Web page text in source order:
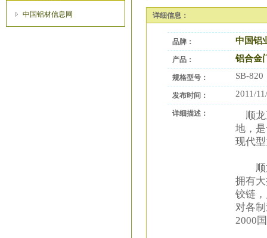
中国铝材信息网 详细信息：
品牌： 中国铝
产品： 铝合金
规格型号： SB-820
发布时间： 2011/
详细描述：
顺龙
地，
现代
顺龙
拥有
铰链
对各
2000